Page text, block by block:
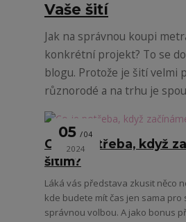
Vaše šití
Jak na správnou koupi
konkrétní projekt? To se
blogu. Protože je šití velmi
různorodé a na trhu je
05 04
2024
Co je potřeba, když
šitím?
Láká vás představa zkusit něco
kde budete mít čas jen sama pro
správnou volbou. A jako bonus